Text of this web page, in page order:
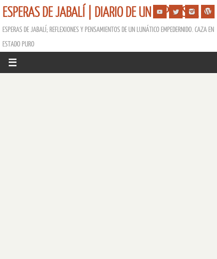
ESPERAS DE JABALÍ | DIARIO DE UN ESPERISTA
ESPERAS DE JABALÍ; REFLEXIONES Y PENSAMIENTOS DE UN LUNÁTICO EMPEDERNIDO. CAZA EN
ESTADO PURO